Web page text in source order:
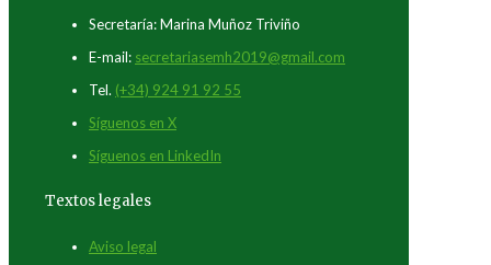
Secretaría: Marina Muñoz Triviño
E-mail: secretariasemh2019@gmail.com
Tel. (+34) 924 91 92 55
Síguenos en X
Síguenos en LinkedIn
Textos legales
Aviso legal